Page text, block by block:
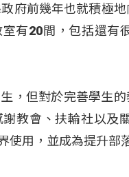
府前幾年也就積極
有20間，包括還
，但對於完善學生
教會、扶輪社以及
使用，並成為提升部